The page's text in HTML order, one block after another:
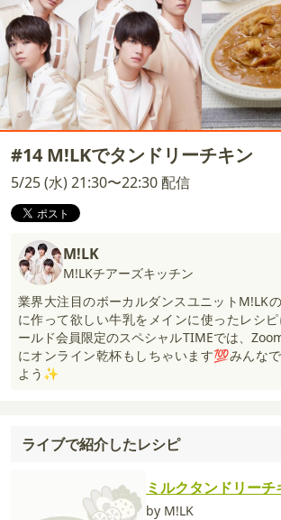
#14 M!LKでタンドリーチキン
5/25 (水) 21:30〜22:30 配信
M!LK
M!LKチアーズキッチン
業界大注目のボーカルダンスユニットM!LK
に作って欲しい牛乳をメインに使ったレシ
ールド会員限定のスペシャルTIMEでは、
にオンライン乾杯もしちゃいます💯みんな
よう✨
ライブで紹介したレシピ
ミルクタンドリー
by M!LK